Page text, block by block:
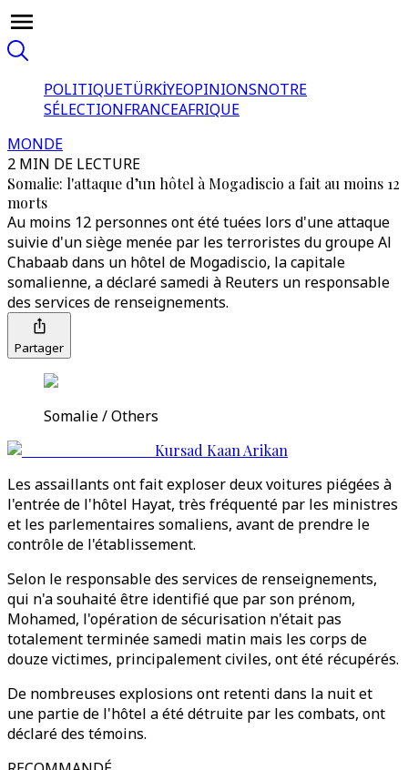
POLITIQUETÜRKİYEOPINIONSNOTRE
SÉLECTIONFRANCEAFRIQUE
MONDE
2 MIN DE LECTURE
Somalie: l'attaque d’un hôtel à Mogadiscio a fait au moins 12
morts
Au moins 12 personnes ont été tuées lors d'une attaque
suivie d'un siège menée par les terroristes du groupe Al
Chabaab dans un hôtel de Mogadiscio, la capitale
somalienne, a déclaré samedi à Reuters un responsable
des services de renseignements.
Partager
Somalie / Others
Kursad Kaan Arikan
Les assaillants ont fait exploser deux voitures piégées à
l'entrée de l'hôtel Hayat, très fréquenté par les ministres
et les parlementaires somaliens, avant de prendre le
contrôle de l'établissement.
Selon le responsable des services de renseignements,
qui n'a souhaité être identifié que par son prénom,
Mohamed, l'opération de sécurisation n'était pas
totalement terminée samedi matin mais les corps de
douze victimes, principalement civiles, ont été récupérés.
De nombreuses explosions ont retenti dans la nuit et
une partie de l'hôtel a été détruite par les combats, ont
déclaré des témoins.